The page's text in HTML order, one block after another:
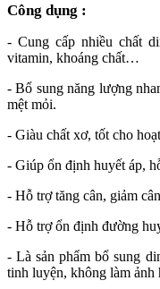
Công dụng :
- Cung cấp nhiều chất
vitamin, khoáng chất…
- Bổ sung năng lượng
mệt mỏi.
- Giàu chất xơ, tốt cho
- Giúp ổn định huyết áp,
- Hỗ trợ tăng cân, giảm
- Hỗ trợ ổn định đường
- Là sản phẩm bổ sung
tinh luyện, không làm ảnh